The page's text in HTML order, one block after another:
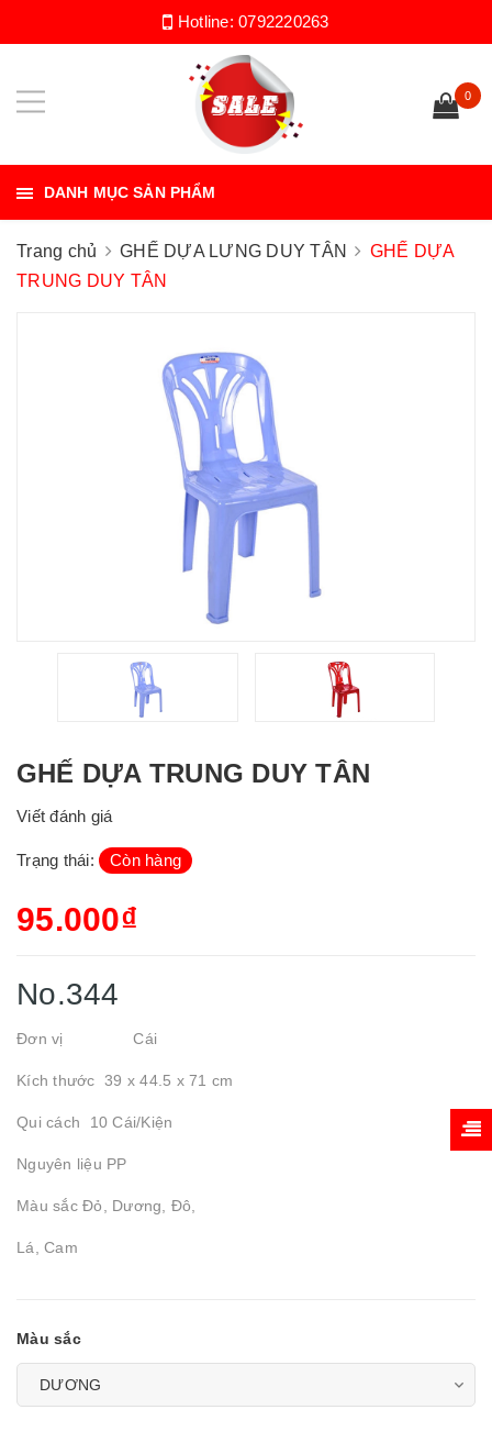
Hotline:0792220263
0
DANH MỤC SẢN PHẨM
Trang chủ GHẾ DỰA LƯNG DUY TÂN
GHẾ DỰA
TRUNG DUY TÂN
GHẾ DỰA TRUNG DUY TÂN
Viết đánh giá
Trạng thái: Còn hàng
95.000₫
No.344
Đơn vị Cái
Kích thước 39 x 44.5 x 71 cm
Qui cách 10 Cái/Kiện
Nguyên liệu PP
Màu sắc Đỏ, Dương, Đô,
Lá, Cam
Màu sắc